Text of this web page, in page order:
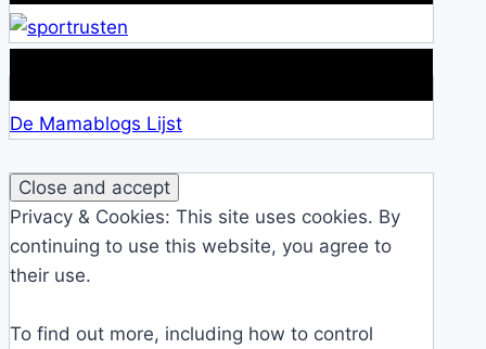
De Mamablogs Lijst
Privacy & Cookies: This site uses cookies. By
continuing to use this website, you agree to
their use.
To find out more, including how to control